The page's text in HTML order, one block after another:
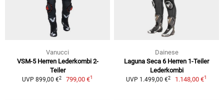
Vanucci
VSM-5 Herren Lederkombi 2-
Teiler
UVP 899,00 €2 799,00 €1
Dainese
Laguna Seca 6 Herren 1-Teiler
Lederkombi
UVP 1.499,00 €2 1.148,00 €1